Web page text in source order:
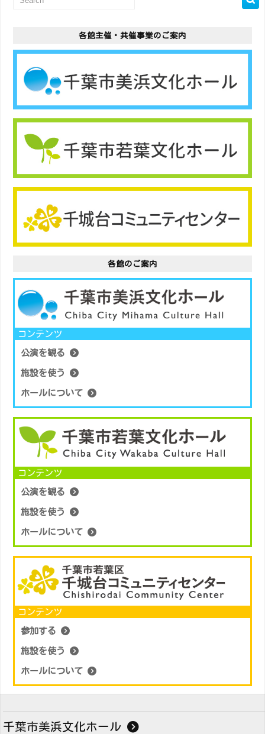
並
種
対
て
10:30
更
新）
各館主催・共催事業のご案内
各館のご案内
コンテンツ
公演を観る
施設を使う
ホールについて
コンテンツ
公演を観る
施設を使う
ホールについて
コンテンツ
参加する
施設を使う
ホールについて
千葉市美浜文化ホール